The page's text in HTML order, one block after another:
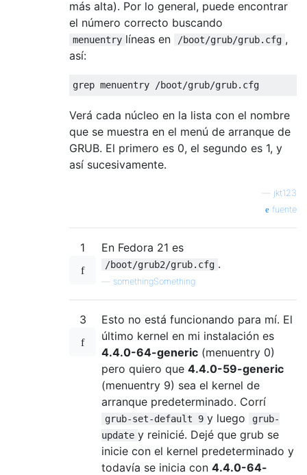
más alta). Por lo general, puede encontrar
el número correcto buscando
menuentry líneas en /boot/grub/grub.cfg ,
así:
Verá cada núcleo en la lista con el nombre
que se muestra en el menú de arranque de
GRUB. El primero es 0, el segundo es 1, y
así sucesivamente.
jkt123
fuente
1 En Fedora 21 es
/boot/grub2/grub.cfg .
somethingSomething
3
Esto no está funcionando para mí. El
último kernel en mi instalación es
4.4.0-64-generic (menuentry 0)
pero quiero que 4.4.0-59-generic
(menuentry 9) sea el kernel de
arranque predeterminado. Corrí
grub-set-default 9 y luego
grub-
update y reinicié. Dejé que grub se
inicie con el kernel predeterminado y
todavía se inicia con 4.4.0-64-